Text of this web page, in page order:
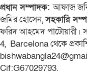
প্রধান সম্পাদক:আফাজ
জমির হোসেন,সহকারি
ফরিদ আহমেদ পাটোয়ারী।
4, Barcelona থেকে
Cif:G67029793.